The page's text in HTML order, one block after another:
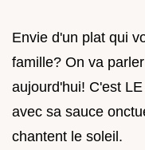
Envie d'un plat qui
famille? On va
aujourd'hui! C'est
avec sa sauce
chantent le soleil.